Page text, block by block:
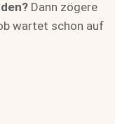
Dann zögere
wartet schon auf